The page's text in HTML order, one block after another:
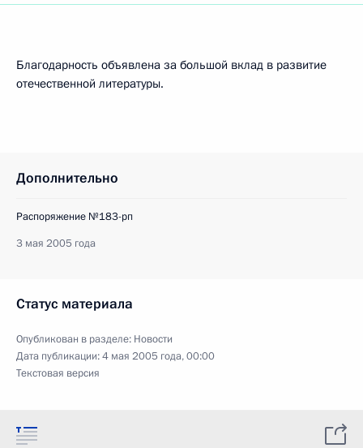
Благодарность объявлена за большой вклад в развитие
отечественной литературы.
Дополнительно
Распоряжение №183-рп
3 мая 2005 года
Статус материала
Опубликован в разделе: Новости
Дата публикации:4 мая 2005 года, 00:00
Текстовая версия